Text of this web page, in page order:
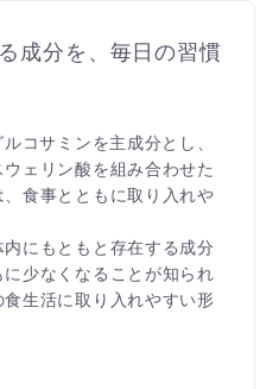
成分を、毎日の習慣
コサミンを主成分とし、
ェリン酸を組み合わせた
食事とともに取り入れや
にもともと存在する成分
少なくなることが知られ
生活に取り入れやすい形